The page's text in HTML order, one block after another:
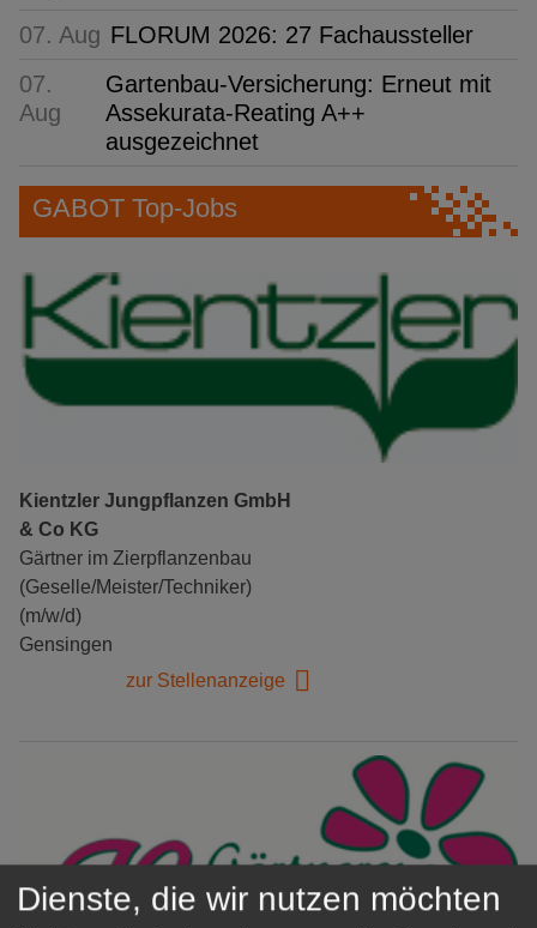
07. Aug FLORUM 2026: 27 Fachaussteller
07.
Aug
Gartenbau-Versicherung: Erneut mit
Assekurata-Reating A++
ausgezeichnet
GABOT Top-Jobs
Kientzler Jungpflanzen GmbH
& Co KG
Gärtner im Zierpflanzenbau
(Geselle/Meister/Techniker)
(m/w/d)
Gensingen
zur Stellenanzeige
Dienste, die wir nutzen möchten